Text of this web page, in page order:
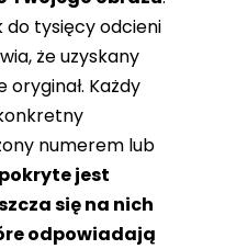
tysięcy odcieni
że ​​uzyskany
Każdy
numerem lub
jest
się na nich
odpowiadają